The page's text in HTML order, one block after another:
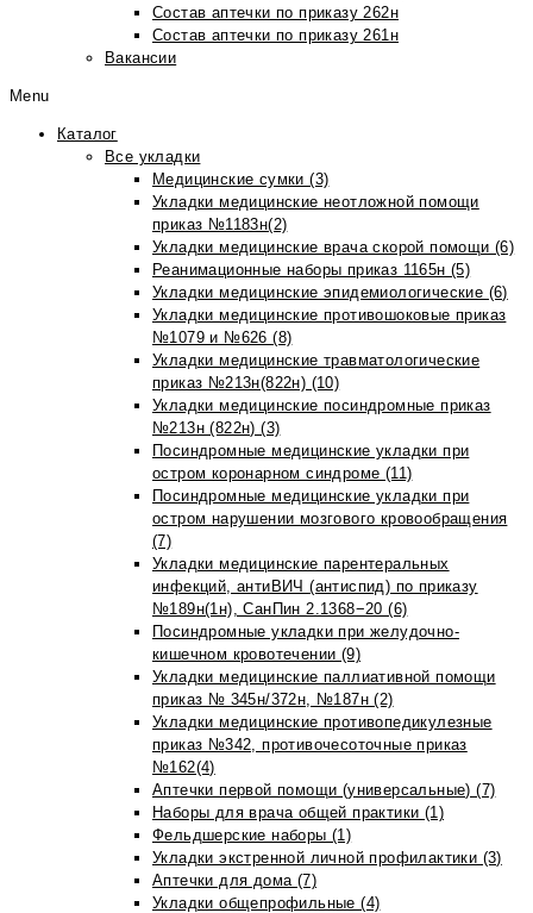
Состав аптечки по приказу 262н
Состав аптечки по приказу 261н
Вакансии
Menu
Каталог
Все укладки
Медицинские сумки (3)
Укладки медицинские неотложной помощи
приказ №1183н(2)
Укладки медицинские врача скорой помощи (6)
Реанимационные наборы приказ 1165н (5)
Укладки медицинские эпидемиологические (6)
Укладки медицинские противошоковые приказ
№1079 и №626 (8)
Укладки медицинские травматологические
приказ №213н(822н) (10)
Укладки медицинские посиндромные приказ
№213н (822н) (3)
Посиндромные медицинские укладки при
остром коронарном синдроме (11)
Посиндромные медицинские укладки при
остром нарушении мозгового кровообращения
(7)
Укладки медицинские парентеральных
инфекций, антиВИЧ (антиспид) по приказу
№189н(1н), СанПин 2.1368−20 (6)
Посиндромные укладки при желудочно-
кишечном кровотечении (9)
Укладки медицинские паллиативной помощи
приказ № 345н/372н, №187н (2)
Укладки медицинские противопедикулезные
приказ №342, противочесоточные приказ
№162(4)
Аптечки первой помощи (универсальные) (7)
Наборы для врача общей практики (1)
Фельдшерские наборы (1)
Укладки экстренной личной профилактики (3)
Аптечки для дома (7)
Укладки общепрофильные (4)